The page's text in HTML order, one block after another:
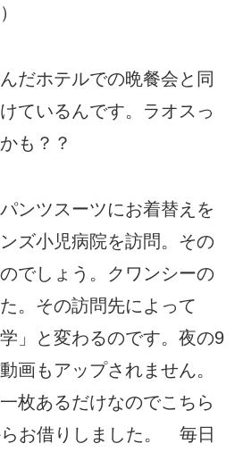
だホテルでの晩餐会と同
ているんです。ラオスっ
も？？
ンツスーツにお着替えを
ズ小児病院を訪問。その
でしょう。クワンシーの
。その訪問先によって
」と変わるのです。夜の9
画もアップされません。
枚あるだけなのでこちら
お借りしました。 毎日